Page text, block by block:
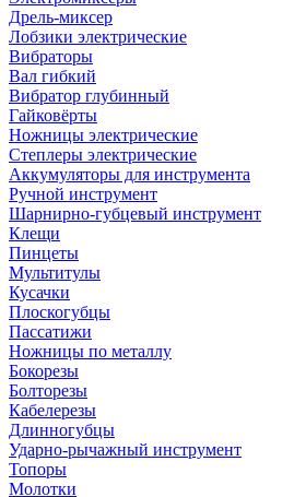
Дрель-миксер
Лобзики электрические
Вибраторы
Вал гибкий
Вибратор глубинный
Гайковёрты
Ножницы электрические
Степлеры электрические
Аккумуляторы для инструмента
Ручной инструмент
Шарнирно-губцевый инструмент
Клещи
Пинцеты
Мультитулы
Кусачки
Плоскогубцы
Пассатижи
Ножницы по металлу
Бокорезы
Болторезы
Кабелерезы
Длинногубцы
Ударно-рычажный инструмент
Топоры
Молотки